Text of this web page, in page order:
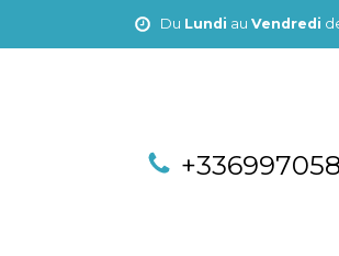
Du Lundi au Vendredi